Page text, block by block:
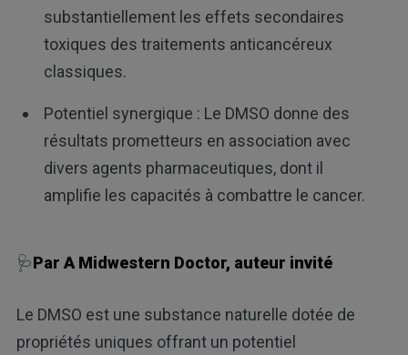
substantiellement les effets secondaires
toxiques des traitements anticancéreux
classiques.
Potentiel synergique : Le DMSO donne des
résultats prometteurs en association avec
divers agents pharmaceutiques, dont il
amplifie les capacités à combattre le cancer.
🩺Par A Midwestern Doctor, auteur invité
Le DMSO est une substance naturelle dotée de
propriétés uniques offrant un potentiel